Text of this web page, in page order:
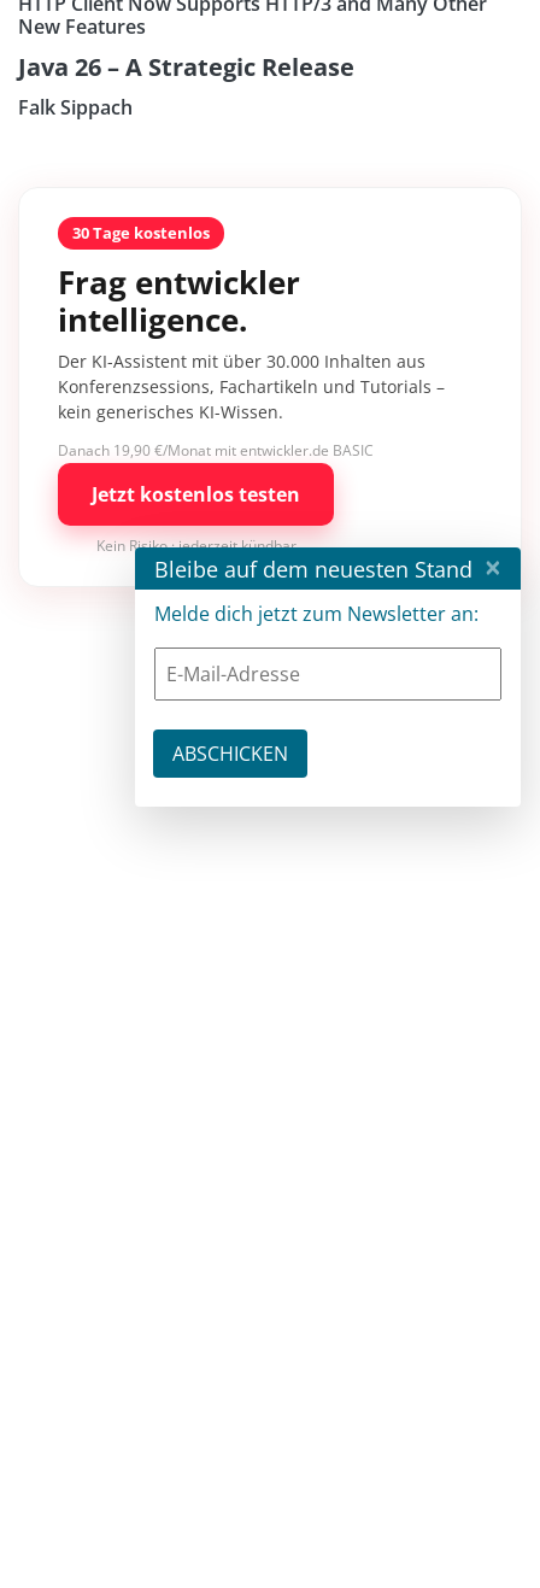
New Features
Java 26 – A Strategic Release
Falk Sippach
30 Tage kostenlos
Frag entwickler
intelligence.
Der KI-Assistent mit über 30.000 Inhalten aus
Konferenzsessions, Fachartikeln und Tutorials –
kein generisches KI-Wissen.
Danach 19,90 €/Monat mit entwickler.de BASIC
Jetzt kostenlos testen
Kein Risiko · jederzeit kündbar
Bleibe auf dem neuesten Stand ×
Melde dich jetzt zum Newsletter an: